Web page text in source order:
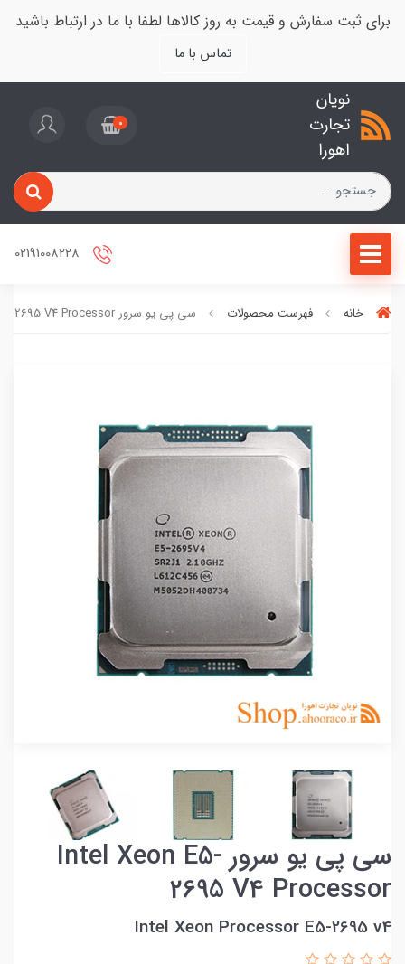
برای ثبت سفارش و قیمت به روز کالاها لطفا با ما در ارتباط باشید
تماس با ما
نویان
تجارت
اهورا
0
خانه فهرست محصولات سی پی یو سرور Intel Xeon E5-2695 V4 Processor
سی پی یو سرور Intel Xeon E5-
2695 V4 Processor
Intel Xeon Processor E5-2695 v4